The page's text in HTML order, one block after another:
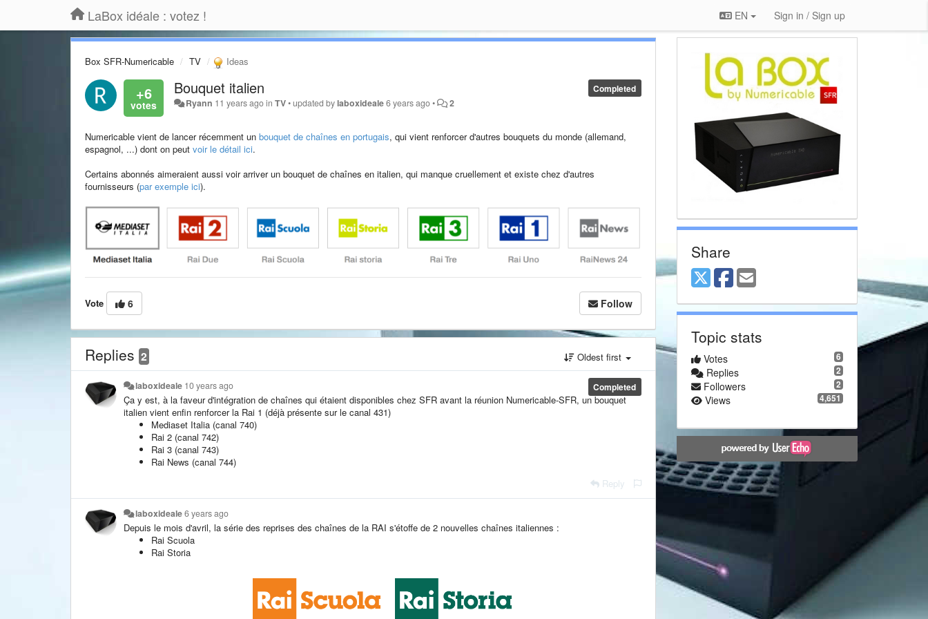
LaBox idéale : votez ! EN Sign in / Sign up
Box SFR-Numericable TV Ideas
+6 Completed
Bouquet italien
Ryann 11 years agoinTV•updated bylaboxideale6 years ago• 2
Numericable vient de lancer récemment un bouquet de chaînes en portugais, qui vient renforcer d'autres bouquets du monde (allemand,
espagnol, ...) dont on peut voir le détail ici.
Certains abonnés aimeraient aussi voir arriver un bouquet de chaînes en italien, qui manque cruellement et existe chez d'autres
fournisseurs (par exemple ici).
Vote 6 Follow
Replies 2 Oldest first
Completed
laboxideale 10 years ago
Ça y est, à la faveur d'intégration de chaînes qui étaient disponibles chez SFR avant la réunion Numericable-SFR, un bouquet
italien vient enfin renforcer la Rai 1 (déjà présente sur le canal 431)
Mediaset Italia (canal 740)
Rai 2 (canal 742)
Rai 3 (canal 743)
Rai News (canal 744)
Reply
laboxideale6 years ago
Depuis le mois d'avril, la série des reprises des chaînes de la RAI s'étoffe de 2 nouvelles chaînes italiennes :
Rai Scuola
Rai Storia
Share
Topic stats
6
Votes
2
Replies
2
Followers
4,651
Views